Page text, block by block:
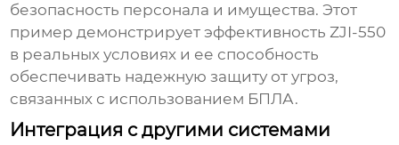
безопасность персонала и имущества. Этот
пример демонстрирует эффективностьZJI-550
в реальных условиях и ее способность
обеспечивать надежную защиту от угроз,
связанных с использованием БПЛА.
Интеграция с другими системами